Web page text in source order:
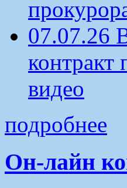
07.07.26
контракт
видео
подробнее
Он-лайн